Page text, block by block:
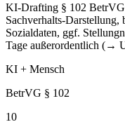
KI-Drafting § 102
Sachverhalts-Darstellung,
Sozialdaten, ggf.
Tage außerordentlich (→
KI + Mensch
BetrVG § 102
10